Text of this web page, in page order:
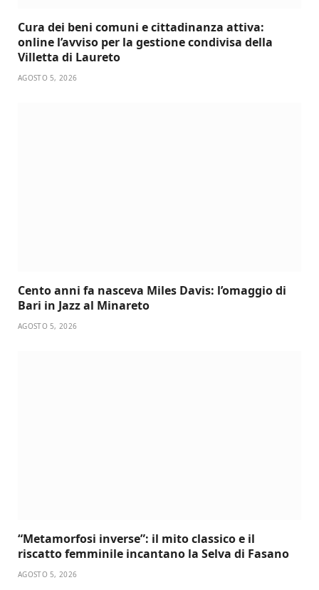
Cura dei beni comuni e cittadinanza attiva:
online l’avviso per la gestione condivisa della
Villetta di Laureto
AGOSTO 5, 2026
Cento anni fa nasceva Miles Davis: l’omaggio di
Bari in Jazz al Minareto
AGOSTO 5, 2026
“Metamorfosi inverse”: il mito classico e il
riscatto femminile incantano la Selva di Fasano
AGOSTO 5, 2026